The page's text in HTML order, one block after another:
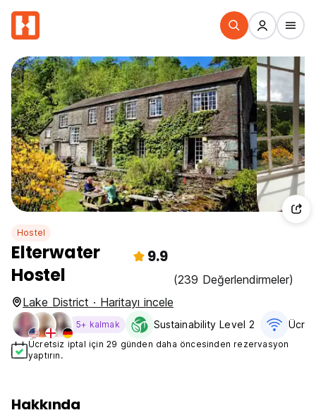
Hostel
Elterwater
Hostel
9.9
(239 Değerlendirmeler)
Lake District · Haritayı incele
5+ kalmak Sustainability Level 2
Ücretsiz iptal için 29 günden daha öncesinden rezervasyon
yaptırın.
Hakkında